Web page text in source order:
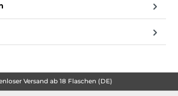
Versand ab 18 Flaschen (DE)